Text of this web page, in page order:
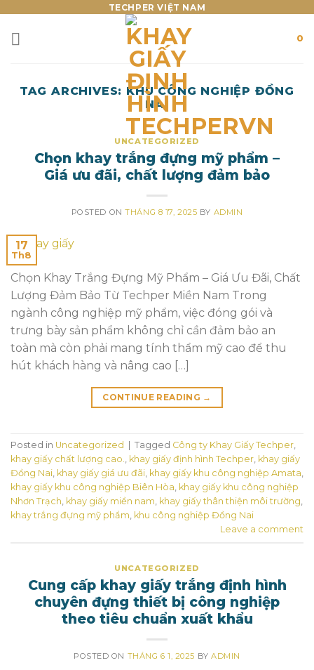
content
TECHPER VIỆT NAM
0
TAG ARCHIVES: KHU CÔNG NGHIỆP ĐỒNG
NAI
UNCATEGORIZED
Chọn khay trắng đựng mỹ phẩm –
Giá ưu đãi, chất lượng đảm bảo
POSTED ONTHÁNG 8 17, 2025 BY ADMIN
17
Th8
Chọn Khay Trắng Đựng Mỹ Phẩm – Giá Ưu Đãi, Chất
Lượng Đảm Bảo Từ Techper Miền Nam Trong
ngành công nghiệp mỹ phẩm, việc đóng gói và
trưng bày sản phẩm không chỉ cần đảm bảo an
toàn mà còn phải mang tính thẩm mỹ cao để thu
hút khách hàng và nâng cao […]
CONTINUE READING →
Posted in Uncategorized Tagged Công ty Khay Giấy Techper,
khay giấy chất lượng cao., khay giấy định hình Techper, khay giấy
Đồng Nai, khay giấy giá ưu đãi, khay giấy khu công nghiệp Amata,
khay giấy khu công nghiệp Biên Hòa, khay giấy khu công nghiệp
Nhơn Trạch, khay giấy miền nam, khay giấy thân thiện môi trường,
khay trắng đựng mỹ phẩm, khu công nghiệp Đồng Nai
Leave a comment
UNCATEGORIZED
Cung cấp khay giấy trắng định hình
chuyên đựng thiết bị công nghiệp
theo tiêu chuẩn xuất khẩu
POSTED ON THÁNG 6 1, 2025 BYADMIN